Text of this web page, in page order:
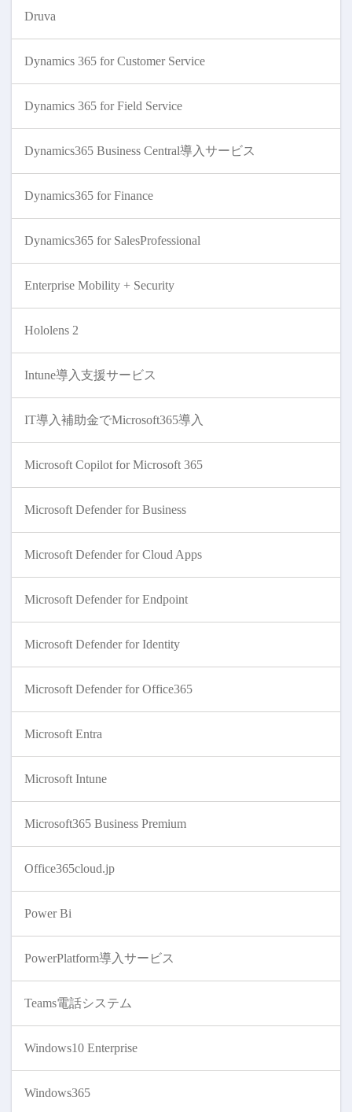
Druva
Dynamics 365 for Customer Service
Dynamics 365 for Field Service
Dynamics365 Business Central導入サービス
Dynamics365 for Finance
Dynamics365 for SalesProfessional
Enterprise Mobility + Security
Hololens 2
Intune導入支援サービス
IT導入補助金でMicrosoft365導入
Microsoft Copilot for Microsoft 365
Microsoft Defender for Business
Microsoft Defender for Cloud Apps
Microsoft Defender for Endpoint
Microsoft Defender for Identity
Microsoft Defender for Office365
Microsoft Entra
Microsoft Intune
Microsoft365 Business Premium
Office365cloud.jp
Power Bi
PowerPlatform導入サービス
Teams電話システム
Windows10 Enterprise
Windows365